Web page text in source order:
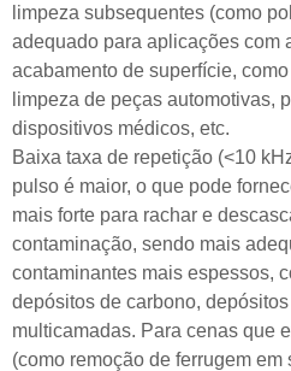
limpeza subsequentes (como
adequado para aplicações com
acabamento de superfície,
limpeza de peças automotivas,
dispositivos médicos, etc.
Baixa taxa de repetição (<10
pulso é maior, o que pode
mais forte para rachar e
contaminação, sendo mais
contaminantes mais espessos,
depósitos de carbono,
multicamadas. Para cenas que
(como remoção de ferrugem